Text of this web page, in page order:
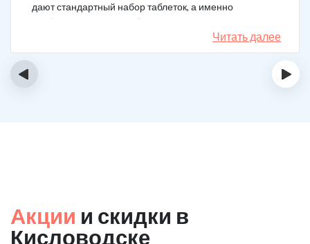
дают стандартный набор таблеток, а именно
подбирается лечение. Специально сравнил
назначения, они отличаются. Клиника делает скидку
на последующие вызовы за оставленный отзыв! Я
Читать далее
‹ ›
Акции и скидки в
Кисловодске